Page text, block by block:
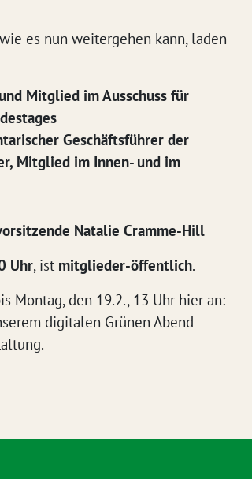
es nun weitergehen kann, laden
Mitglied im Ausschuss für
Geschäftsführer der
Mitglied im Innen- und im
Natalie Cramme-Hill
Uhr, ist mitglieder-öffentlich.
Montag, den 19.2., 13 Uhr hier an:
digitalen Grünen Abend